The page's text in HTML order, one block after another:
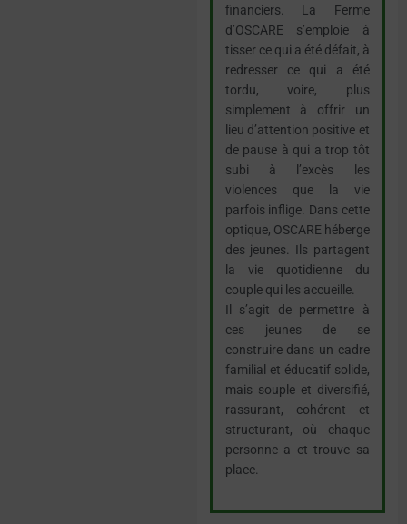
financiers. La Ferme
d’OSCARE s’emploie à
tisser ce qui a été défait, à
redresser ce qui a été
tordu, voire, plus
simplement à offrir un
lieu d’attention positive et
de pause à qui a trop tôt
subi à l’excès les
violences que la vie
parfois inflige. Dans cette
optique, OSCARE héberge
des jeunes. Ils partagent
la vie quotidienne du
couple qui les accueille.
Il s’agit de permettre à
ces jeunes de se
construire dans un cadre
familial et éducatif solide,
mais souple et diversifié,
rassurant, cohérent et
structurant, où chaque
personne a et trouve sa
place.